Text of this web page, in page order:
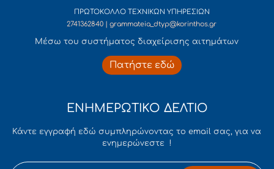
ΠΡΩΤΟΚΟΛΛΟ ΤΕΧΝΙΚΩΝ ΥΠΗΡΕΣΙΩΝ
2741362840 | grammateia_dtyp@korinthos.gr
Mέσω του συστήματος διαχείρισης αιτημάτων
Πατήστε εδώ
ΕΝΗΜΕΡΩΤΙΚΟ ΔΕΛΤΙΟ
Κάντε εγγραφή εδώ συμπληρώνοντας το email σας, για να
ενημερώνεστε !